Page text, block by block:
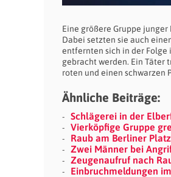
Eine größere Gruppe
Dabei setzten sie auch
entfernten sich in der Folge
gebracht werden. Ein Täter
roten und einen schwarzen
Ähnliche Beiträge:
Schlägerei in der
Vierköpfige Gruppe
Raub am Berliner
Zwei Männer bei
Zeugenaufruf nach
Einbruchmeldungen